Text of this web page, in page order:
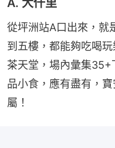
A. 大仟里
從坪洲站A口出來，就
到五樓，都能夠吃喝
茶天堂，場內彙集35+
品小食，應有盡有，
屬！